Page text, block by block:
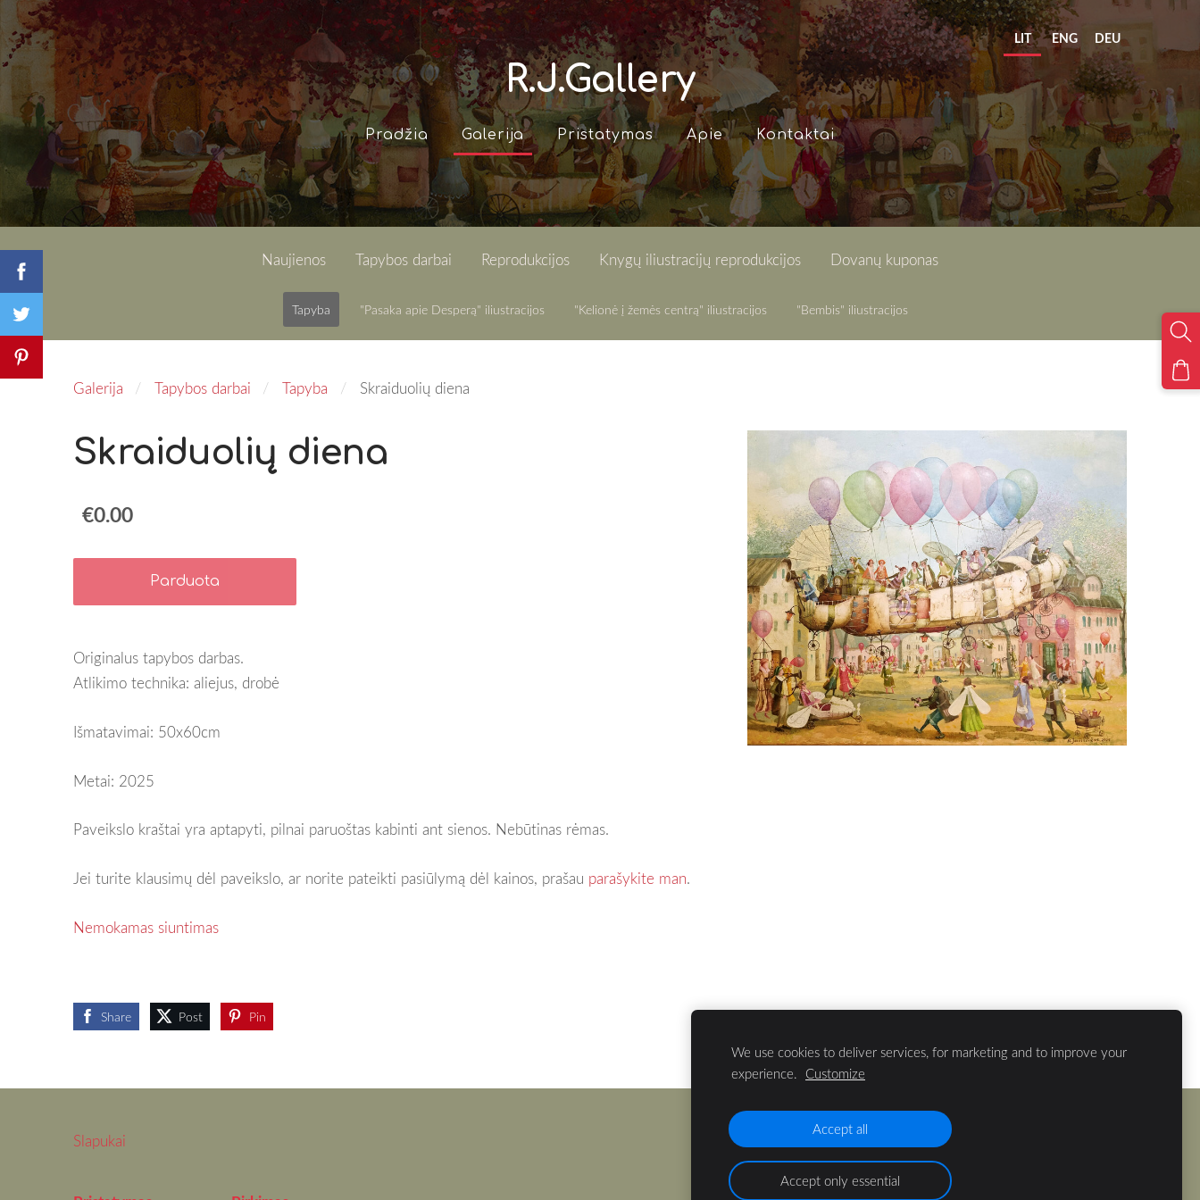
LIT ENG DEU
R.J.Gallery
Pradžia Galerija Pristatymas Apie Kontaktai
Naujienos Tapybos darbai Reprodukcijos Knygų iliustracijų reprodukcijos Dovanų kuponas
Tapyba "Pasaka apie Desperą" iliustracijos "Kelionė į žemės centrą" iliustracijos "Bembis" iliustracijos
Galerija Tapybos darbai Tapyba Skraiduolių diena
Skraiduolių diena
€0.00
Parduota
Originalus tapybos darbas.
Atlikimo technika: aliejus, drobė
Išmatavimai: 50x60cm
Metai: 2025
Paveikslo kraštai yra aptapyti, pilnai paruoštas kabinti ant sienos. Nebūtinas rėmas.
Jei turite klausimų dėl paveikslo, ar norite pateikti pasiūlymą dėl kainos, prašau parašykite man.
Nemokamas siuntimas
Share Post Pin
Slapukai
We use cookies to deliver services, for marketing and to improve your
experience. Customize
Accept all
Accept only essential